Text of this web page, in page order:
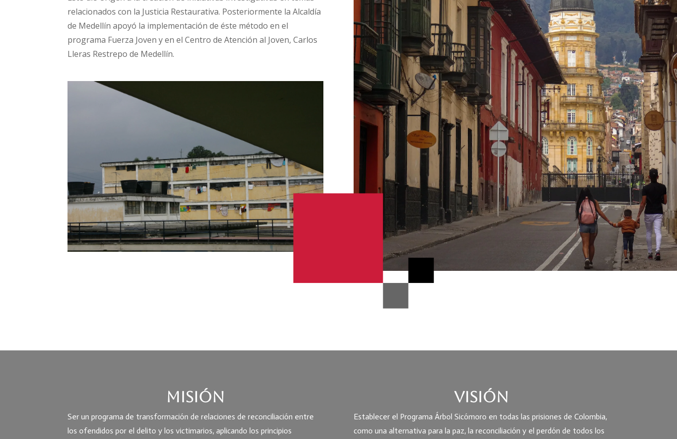
relacionados con la Justicia Restaurativa. Posteriormente la Alcaldía
de Medellín apoyó la implementación de éste método en el
programa Fuerza Joven y en el Centro de Atención al Joven, Carlos
Lleras Restrepo de Medellín.
Misión
Ser un programa de transformación de relaciones de reconciliación entre
los ofendidos por el delito y los victimarios, aplicando los principios
Visión
Establecer el Programa Árbol Sicómoro en todas las prisiones de Colombia,
como una alternativa para la paz, la reconciliación y el perdón de todos los